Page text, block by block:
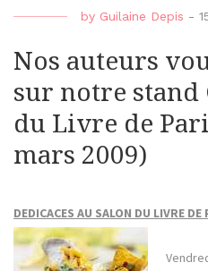
by Guilaine Depis -
Nos auteurs
sur notre stand
du Livre de
mars 2009)
DEDICACES AU SALON DU LIVRE